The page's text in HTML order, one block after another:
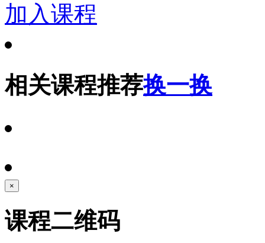
加入课程
相关课程推荐换一换
×
课程二维码